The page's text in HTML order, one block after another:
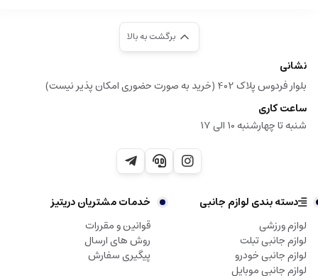
برگشت به بالا
نشانی
بلوار فردوس پلاک 402 (خرید به صورت حضوری امکان پذیر نیست)
ساعت کاری
شنبه تا چهارشنبه 10 الی 17
دسته بندی لوازم جانبی
لوازم ورزشی
لوازم جانبی تبلت
لوازم جانبی خودرو
لوازم جانبی موبایل
خدمات مشتریان دریتیز
قوانین و مقررات
روش های ارسال
پیگیری سفارش